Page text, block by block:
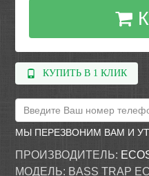
КУПИТЬ В 1 КЛИК
МЫ ПЕРЕЗВОНИМ ВАМ И
ПРОИЗВОДИТЕЛЬ:
МОДЕЛЬ: BASS TRAP